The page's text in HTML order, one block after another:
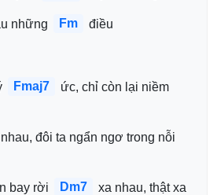
những Fm điều
Fmaj7
ức, chỉ còn lại niềm
nhau, đôi ta ngẩn ngơ trong nỗi
bay rời Dm7 xa nhau, thật xa